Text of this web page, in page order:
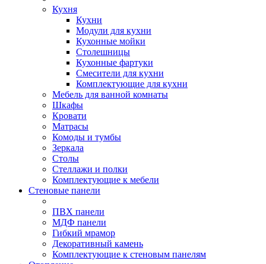
Кухня
Кухни
Модули для кухни
Кухонные мойки
Столешницы
Кухонные фартуки
Смесители для кухни
Комплектующие для кухни
Мебель для ванной комнаты
Шкафы
Кровати
Матрасы
Комоды и тумбы
Зеркала
Столы
Стеллажи и полки
Комплектующие к мебели
Стеновые панели
ПВХ панели
МДФ панели
Гибкий мрамор
Декоративный камень
Комплектующие к стеновым панелям